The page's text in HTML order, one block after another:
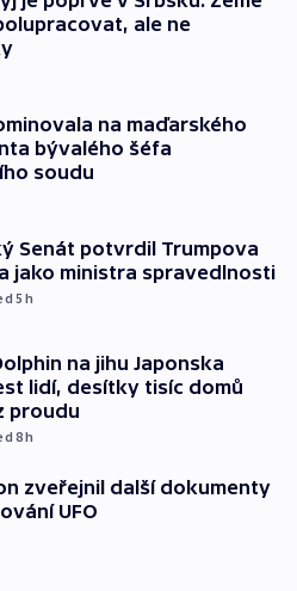
ale ne
na maďarského
bývalého šéfa
soudu
Senát potvrdil Trumpova
jako ministra spravedlnosti
5h
na jihu Japonska
lidí, desítky tisíc domů
proudu
8h
zveřejnil další dokumenty
UFO